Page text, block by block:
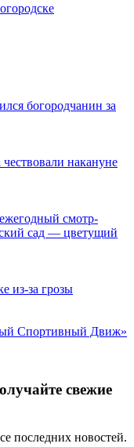
богородчанин за
накануне
смотр-
сад — цветущий
из-за грозы
Спортивный Движ»
свежие
последних новостей.